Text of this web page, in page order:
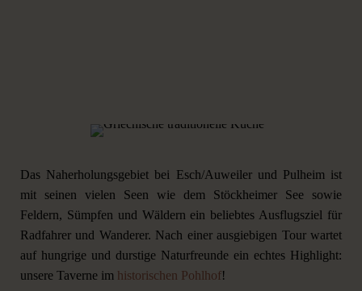
Das Naherholungsgebiet bei Esch/Auweiler und Pulheim ist
mit seinen vielen Seen wie dem Stöckheimer See sowie
Feldern, Sümpfen und Wäldern ein beliebtes Ausflugsziel für
Radfahrer und Wanderer. Nach einer ausgiebigen Tour wartet
auf hungrige und durstige Naturfreunde ein echtes Highlight:
unsere Taverne im historischen Pohlhof!